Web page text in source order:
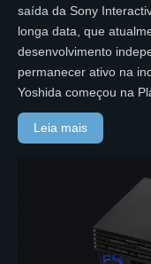
saída da Sony
longa data, que
desenvolvimento
permanecer ativo na
Yoshida começou na
Leia mais